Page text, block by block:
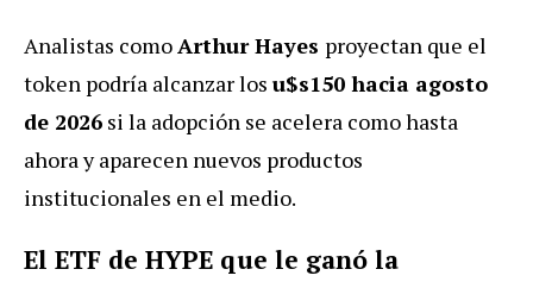
Analistas comoArthur Hayes proyectan que el
token podría alcanzar los u$s150 hacia agosto
de 2026 si la adopción se acelera como hasta
ahora y aparecen nuevos productos
institucionales en el medio.
El ETF de HYPE que le ganó la